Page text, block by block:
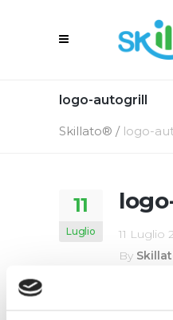
logo-autogrill
Skillato® / logo-
11
Luglio 11 Luglio
By